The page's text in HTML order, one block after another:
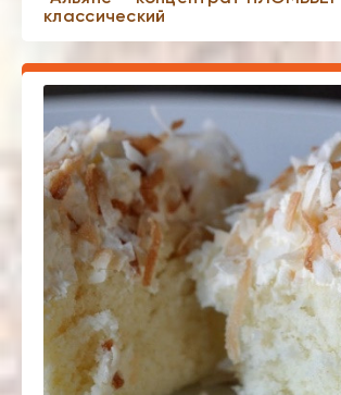
классический